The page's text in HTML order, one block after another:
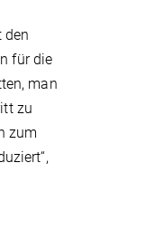
den
für die
man
zu
zum